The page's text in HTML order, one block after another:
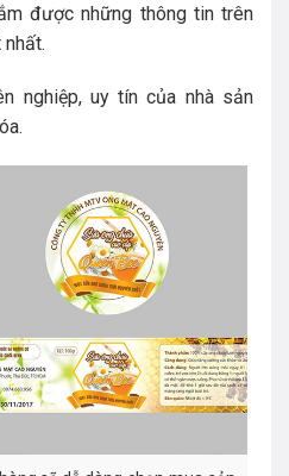
được những thông tin trên
nghiệp, uy tín của nhà sản